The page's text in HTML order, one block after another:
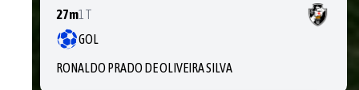
27m1T
GOL
RONALDO PRADO DE OLIVEIRA SILVA